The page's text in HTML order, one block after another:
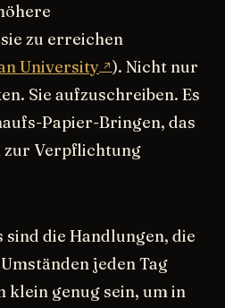
zu erreichen
University
). Nicht nur
Sie aufzuschreiben. Es
Papier-Bringen, das
zur Verpflichtung
sind die Handlungen, die
jeden Tag
klein genug sein, um in